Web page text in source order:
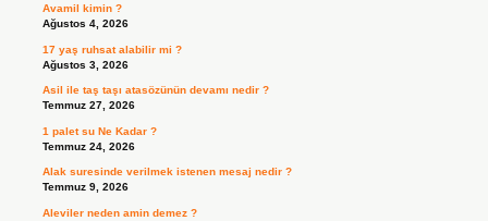
Avamil kimin ?
Ağustos 4, 2026
17 yaş ruhsat alabilir mi ?
Ağustos 3, 2026
Asil ile taş taşı atasözünün devamı nedir ?
Temmuz 27, 2026
1 palet su Ne Kadar ?
Temmuz 24, 2026
Alak suresinde verilmek istenen mesaj nedir ?
Temmuz 9, 2026
Aleviler neden amin demez ?